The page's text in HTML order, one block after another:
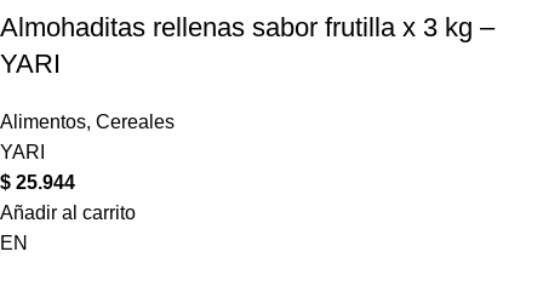
Almohaditas rellenas sabor frutilla x 3 kg –
YARI
Alimentos, Cereales
YARI
$ 25.944
Añadir al carrito
EN